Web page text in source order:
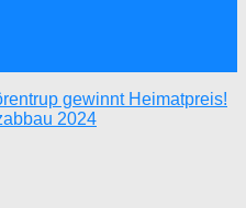
gewinnt Heimatpreis!
2024